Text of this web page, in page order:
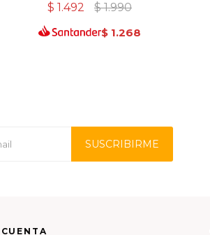
$ 1.492 $ 1.990
$ 1.268
SUSCRIBIRME